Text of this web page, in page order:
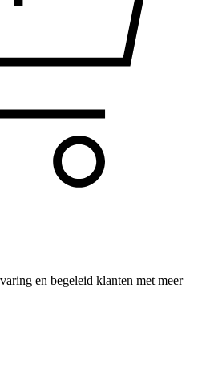
en begeleid klanten met meer